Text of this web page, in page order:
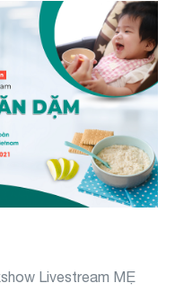
Livestream MẸ